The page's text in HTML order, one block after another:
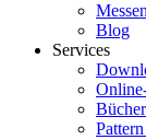
Blog
Services